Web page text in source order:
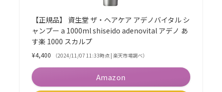
【正規品】 資生堂 ザ・ヘアケア アデノバイタル シ
ャンプー a 1000ml shiseido adenovital アデノ あ
す楽 1000 スカルプ
¥4,400 （2024/11/07 11:33時点 | 楽天市場調べ）
Amazon